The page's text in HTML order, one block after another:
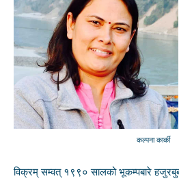
कल्पना कार्की
विक्रम् सम्वत् १९९० सालको भूकम्पबारे